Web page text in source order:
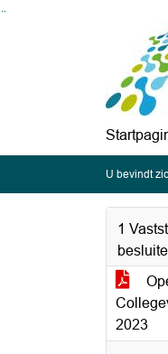
Ga naar de inhoud van
U bevindt
1
2023